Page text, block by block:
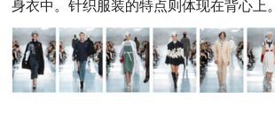
身衣中。针织服装的特点则体现在背心上。